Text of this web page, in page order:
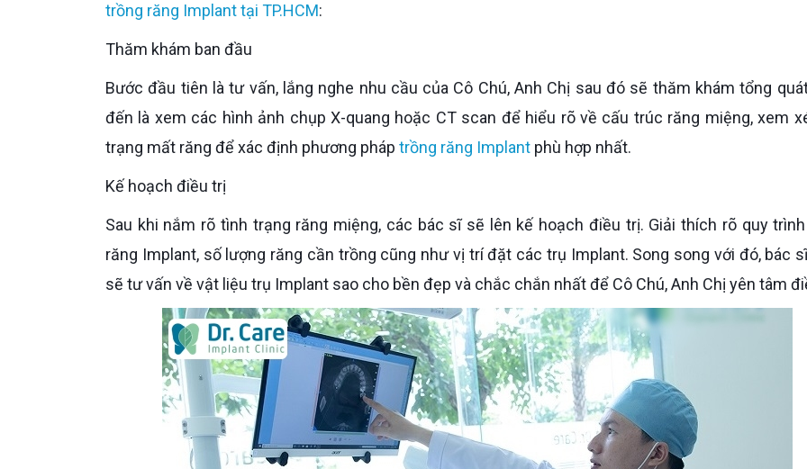
trồng răng Implant tại TP.HCM:
Thăm khám ban đầu
Bước đầu tiên là tư vấn, lắng nghe nhu cầu của Cô Chú, Anh Chị sau đó sẽ thăm khám tổng quát. Tiếp
đến là xem các hình ảnh chụp X-quang hoặc CT scan để hiểu rõ về cấu trúc răng miệng, xem
trạng mất răng để xác định phương pháp trồng răng Implant phù hợp nhất.
Kế hoạch điều trị
Sau khi nắm rõ tình trạng răng miệng, các bác sĩ sẽ lên kế hoạch điều trị. Giải thích rõ quy trình trồng
răng Implant, số lượng răng cần trồng cũng như vị trí đặt các trụ Implant. Song song với đó, bác
sẽ tư vấn về vật liệu trụ Implant sao cho bền đẹp và chắc chắn nhất để Cô Chú, Anh Chị yên tâm